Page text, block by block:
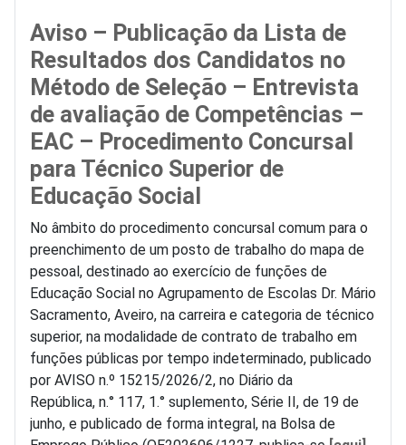
Aviso – Publicação da Lista de
Resultados dos Candidatos no
Método de Seleção – Entrevista
de avaliação de Competências –
EAC – Procedimento Concursal
para Técnico Superior de
Educação Social
No âmbito do procedimento concursal comum para o
preenchimento de um posto de trabalho do mapa de
pessoal, destinado ao exercício de funções de
Educação Social no Agrupamento de Escolas Dr. Mário
Sacramento, Aveiro, na carreira e categoria de técnico
superior, na modalidade de contrato de trabalho em
funções públicas por tempo indeterminado, publicado
por AVISO n.º 15215/2026/2, no Diário da
República, n.° 117, 1.° suplemento, Série II, de 19 de
junho, e publicado de forma integral, na Bolsa de